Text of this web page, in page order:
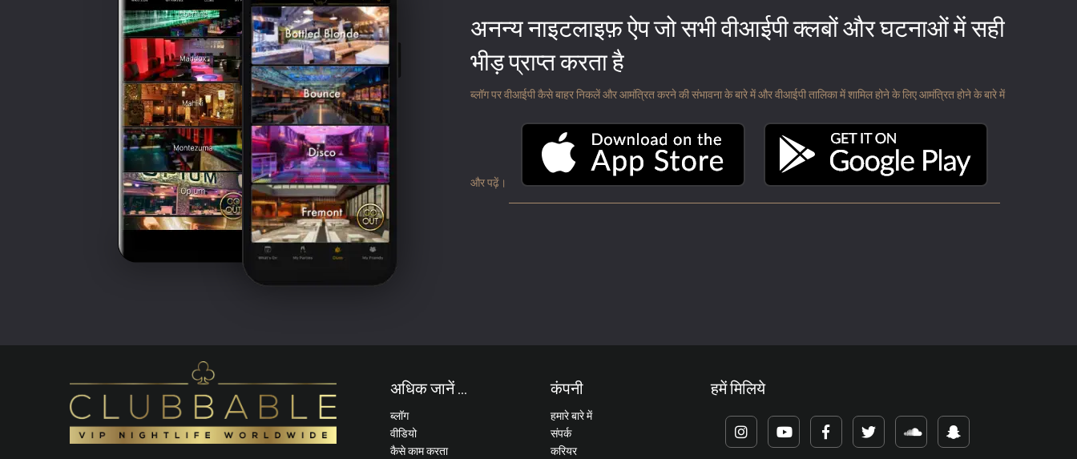
अनन्य नाइटलाइफ़ ऐप जो सभी वीआईपी क्लबों और घटनाओं में सही
भीड़ प्राप्त करता है
ब्लॉग पर वीआईपी कैसे बाहर निकलें और आमंत्रित करने की संभावना के बारे में और वीआईपी तालिका में शामिल होने के लिए आमंत्रित होने के बारे में
और पढ़ें।
अधिक जानें ...
ब्लॉग
वीडियो
कैसे काम करता
कंपनी
हमारे बारे में
संपर्क
करियर
हमें मिलिये